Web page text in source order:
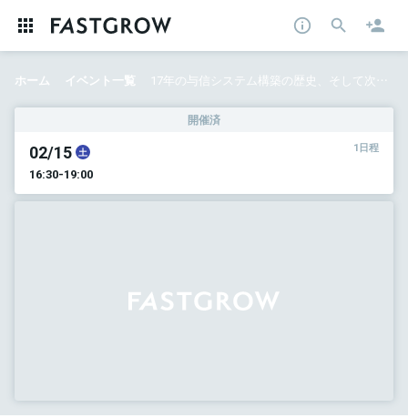
ホーム イベント一覧 17年の与信システム構築の歴史、そして次世代与信へ。
開催済
02/15 土
16:30-19:00
1日程